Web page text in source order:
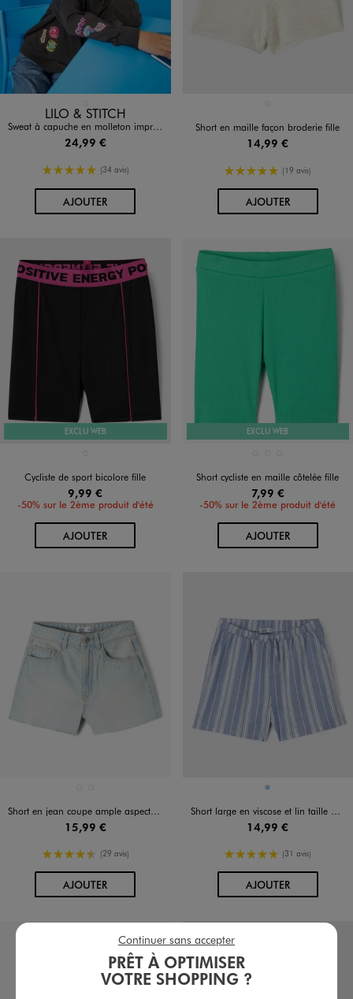
Disponible en 1 coloris
LILO & STITCH
Sweat à capuche en molleton imprimé fille - Stitch
24,99 €
5/5 de moyenne
(34 avis)
AJOUTERAU PANIER
Short en maille façon broderie fille
14,99 €
5/5 de moyenne
(19 avis)
AJOUTERAU PANIER
EXCLU WEB
Cycliste de sport bicolore fille
9,99 €
-50% sur le 2ème produit d'été
AJOUTERAU PANIER
EXCLU WEB
Short cycliste en maille côtelée fille
7,99 €
-50% sur le 2ème produit d'été
AJOUTERAU PANIER
Short en jean coupe ample aspect usé fille
15,99 €
4.5/5 de moyenne
(29 avis)
AJOUTERAU PANIER
Disponible en 1 coloris
BLEU CIEL
Short large en viscose et lin taille ajustable fille
14,99 €
5/5 de moyenne
(31 avis)
AJOUTERAU PANIER
PRÊT À OPTIMISER
VOTRE SHOPPING ?
Continuer sans accepter